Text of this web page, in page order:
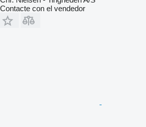
Contacte con el vendedor